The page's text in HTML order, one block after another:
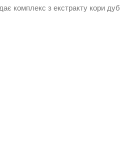
комплекс з екстракту кори